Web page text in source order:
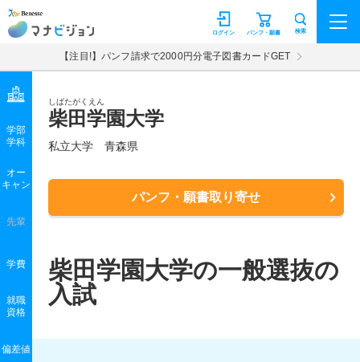
マナビジョン パンフ・願書
ログイン 検索
【注目!】パンフ請求で2000円分電子図書カードGET
しばたがくえん
柴田学園大学
私立大学 青森県
パンフ・願書取り寄せ
学部
学科
オー
キャン
先輩
学費
就職
資格
偏差値
柴田学園大学の一般選抜の
入試